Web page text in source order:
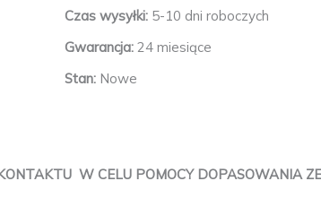
Czas wysyłki: 5-10 dni roboczych
Gwarancja: 24 miesiące
Stan: Nowe
W CELU POMOCY DOPASOWANIA